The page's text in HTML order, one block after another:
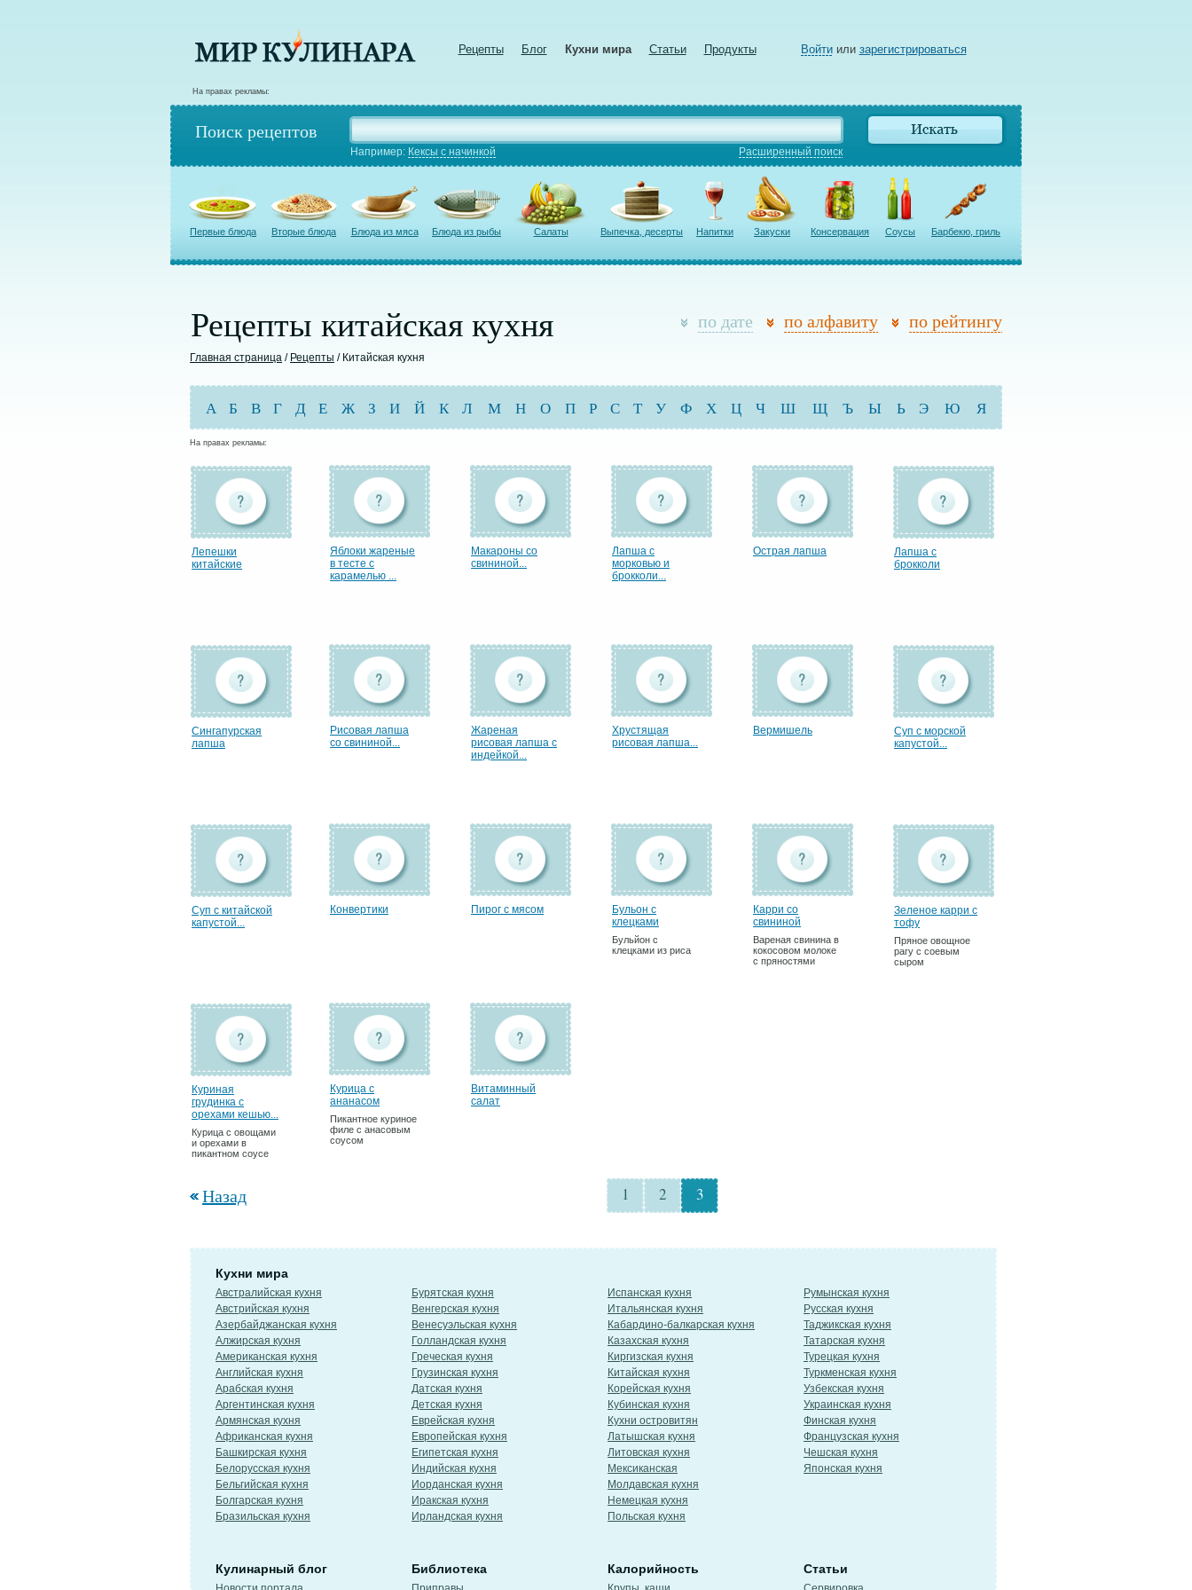
Рецепты Блог Кухни мира Статьи Продукты Войтиили зарегистрироваться
На правах рекламы:
Поиск рецептов
Например: Кексы с начинкой Расширенный поиск
Первые блюда Вторые блюда Блюда из мяса Блюда из рыбы Салаты Выпечка, десерты Напитки Закуски Консервация Соусы Барбекю, гриль
Рецепты китайская кухня по дате по алфавиту по рейтингу
Главная страница / Рецепты / Китайская кухня
А Б В Г Д Е Ж З И Й К Л М Н О П Р С Т У Ф Х Ц Ч Ш Щ Ъ Ы Ь Э Ю Я
На правах рекламы:
Лепешки
китайские
Яблоки жареные
в тесте с
карамелью ...
Макароны со
свининой...
Лапша с
морковью и
брокколи...
Острая лапша
Лапша с
брокколи
Сингапурская
лапша
Рисовая лапша
со свининой...
Жареная
рисовая лапша с
индейкой...
Хрустящая
рисовая лапша...
Вермишель
Суп с морской
капустой...
Суп с китайской
капустой...
Конвертики Пирог с мясом
Бульон с
клецками
Бульйон с
клецками из риса
Карри со
свининой
Вареная свинина в
кокосовом молоке
с пряностями
Зеленое карри с
тофу
Пряное овощное
рагу с соевым
сыром
Куриная
грудинка с
орехами кешью...
Курица с овощами
и орехами в
пикантном соусе
Курица с
ананасом
Пикантное куриное
филе с анасовым
соусом
Витаминный
салат
Назад 1 2 3
Кухни мира
Австралийская кухня
Австрийская кухня
Азербайджанская кухня
Алжирская кухня
Американская кухня
Английская кухня
Арабская кухня
Аргентинская кухня
Армянская кухня
Африканская кухня
Башкирская кухня
Белорусская кухня
Бельгийская кухня
Болгарская кухня
Бразильская кухня
Бурятская кухня
Венгерская кухня
Венесуэльская кухня
Голландская кухня
Греческая кухня
Грузинская кухня
Датская кухня
Детская кухня
Еврейская кухня
Европейская кухня
Египетская кухня
Индийская кухня
Иорданская кухня
Иракская кухня
Ирландская кухня
Испанская кухня
Итальянская кухня
Кабардино-балкарская кухня
Казахская кухня
Киргизская кухня
Китайская кухня
Корейская кухня
Кубинская кухня
Кухни островитян
Латышская кухня
Литовская кухня
Мексиканская
Молдавская кухня
Немецкая кухня
Польская кухня
Румынская кухня
Русская кухня
Таджикская кухня
Татарская кухня
Турецкая кухня
Туркменская кухня
Узбекская кухня
Украинская кухня
Финская кухня
Французская кухня
Чешская кухня
Японская кухня
Кулинарный блог Библиотека Калорийность Статьи